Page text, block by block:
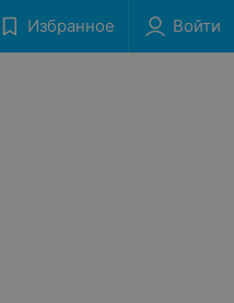
Избранное Войти